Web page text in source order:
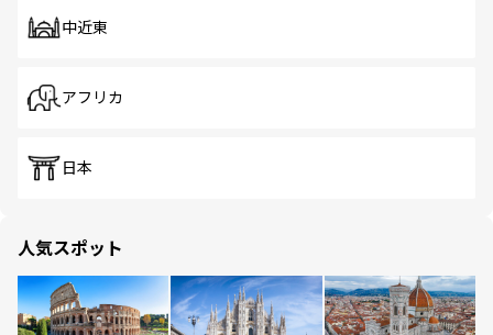
中近東
アフリカ
日本
人気スポット